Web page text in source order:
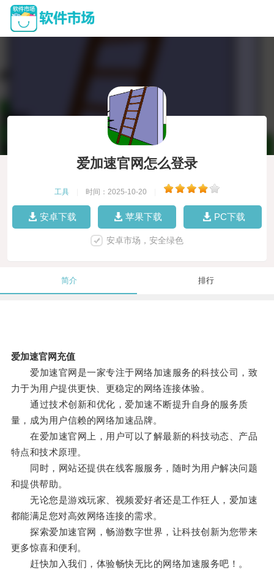
爱加速官网怎么登录
工具 时间：2025-10-20
安卓下载 苹果下载 PC下载
安卓市场，安全绿色
简介 排行
爱加速官网充值
爱加速官网是一家专注于网络加速服务的科技公司，致
力于为用户提供更快、更稳定的网络连接体验。
通过技术创新和优化，爱加速不断提升自身的服务质
量，成为用户信赖的网络加速品牌。
在爱加速官网上，用户可以了解最新的科技动态、产品
特点和技术原理。
同时，网站还提供在线客服服务，随时为用户解决问题
和提供帮助。
无论您是游戏玩家、视频爱好者还是工作狂人，爱加速
都能满足您对高效网络连接的需求。
探索爱加速官网，畅游数字世界，让科技创新为您带来
更多惊喜和便利。
赶快加入我们，体验畅快无比的网络加速服务吧！。